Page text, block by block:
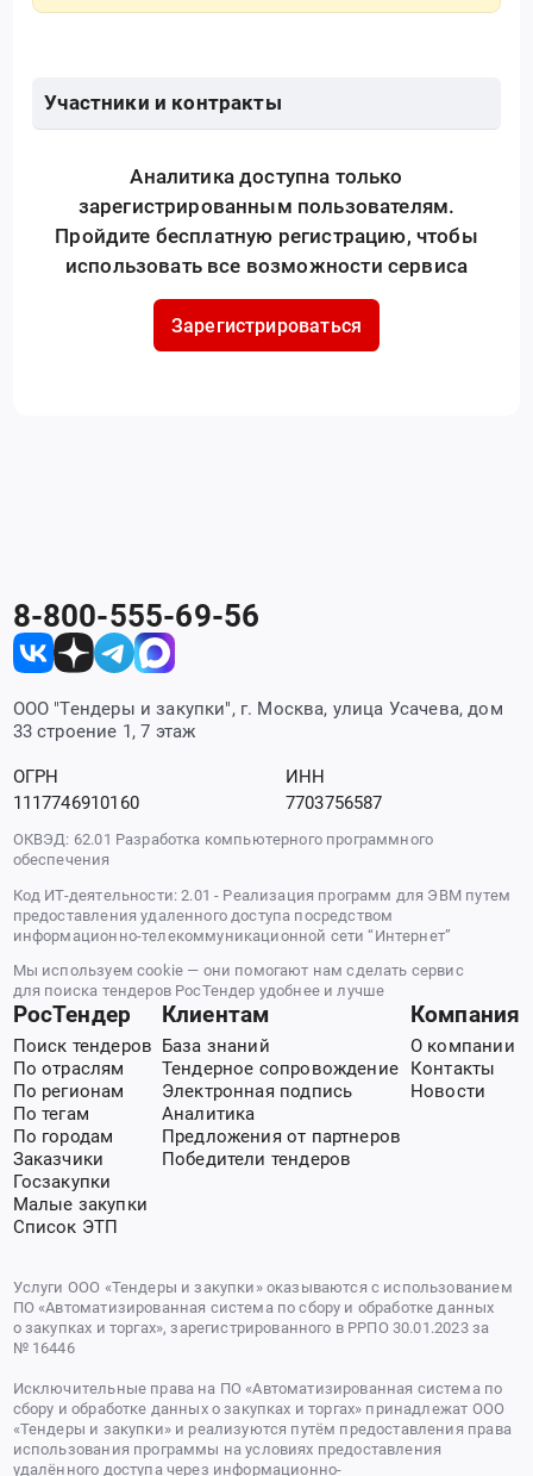
Участники и контракты
Аналитика доступна только
зарегистрированным пользователям.
Пройдите бесплатную регистрацию, чтобы
использовать все возможности сервиса
Зарегистрироваться
8-800-555-69-56
ООО "Тендеры и закупки", г. Москва, улица Усачева, дом
33 строение 1, 7 этаж
ОГРН
1117746910160
ИНН
7703756587
ОКВЭД: 62.01 Разработка компьютерного программного
обеспечения
Код ИТ-деятельности: 2.01 - Реализация программ для ЭВМ путем
предоставления удаленного доступа посредством
информационно-телекоммуникационной сети “Интернет”
Мы используем cookie — они помогают нам сделать сервис
для поиска тендеров РосТендер удобнее и лучше
РосТендер
Поиск тендеров
По отраслям
По регионам
По тегам
По городам
Заказчики
Госзакупки
Малые закупки
Список ЭТП
Клиентам
База знаний
Тендерное сопровождение
Электронная подпись
Аналитика
Предложения от партнеров
Победители тендеров
Компания
О компании
Контакты
Новости
Услуги ООО «Тендеры и закупки» оказываются с использованием
ПО «Автоматизированная система по сбору и обработке данных
о закупках и торгах», зарегистрированного в РРПО 30.01.2023 за
№ 16446
Исключительные права на ПО «Автоматизированная система по
сбору и обработке данных о закупках и торгах» принадлежат ООО
«Тендеры и закупки» и реализуются путём предоставления права
использования программы на условиях предоставления
удалённого доступа через информационно-